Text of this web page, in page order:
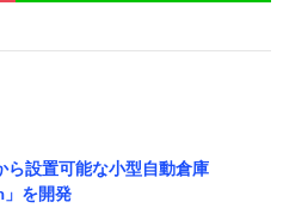
ら設置可能な小型自動倉庫
」を開発